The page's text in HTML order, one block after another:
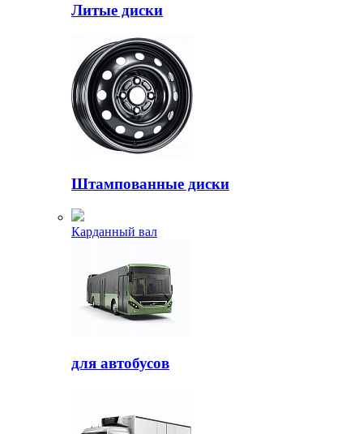
Литые диски
Штампованные диски
Карданный вал
для автобусов